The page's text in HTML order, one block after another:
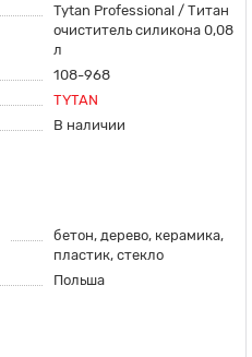
Tytan Professional / Титан
очиститель силикона 0,08
л
108-968
TYTAN
В наличии
бетон, дерево, керамика,
пластик, стекло
Польша